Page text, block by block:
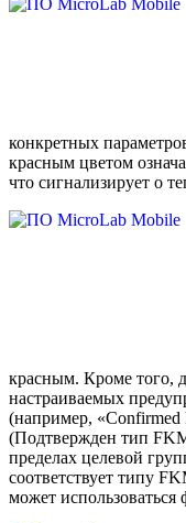
конкретных
красным цветом
что сигнализирует о
красным. Кроме того,
настраиваемых
(например,
(Подтвержден тип
пределах целевой
соответствует типу
может